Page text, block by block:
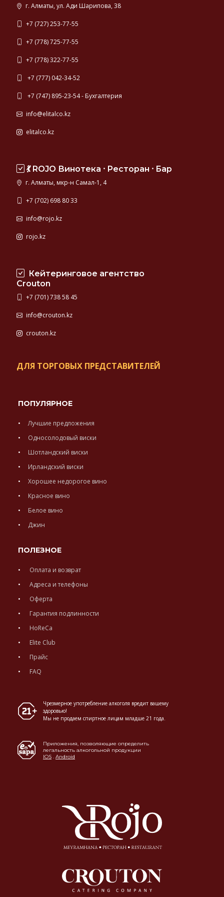
г. Алматы, ул. Ади Шарипова, 38
+7 (727) 253-77-55
+7 (778) 725-77-55
+7 (778) 322-77-55
+7 (777) 042-34-52
+7 (747) 895-23-54 - Бухгалтерия
info@elitalco.kz
elitalco.kz
💃 ROJO Винотека ⸱ Ресторан ⸱ Бар
г. Алматы, мкр-н Самал-1, 4
+7 (702) 698 80 33
info@rojo.kz
rojo.kz
Кейтеринговое агентство
Crouton
+7 (701) 738 58 45
info@crouton.kz
crouton.kz
ДЛЯ ТОРГОВЫХ ПРЕДСТАВИТЕЛЕЙ
ПОПУЛЯРНОЕ
Лучшие предложения
Односолодовый виски
Шотландский виски
Ирландский виски
Хорошее недорогое вино
Красное вино
Белое вино
Джин
ПОЛЕЗНОЕ
Оплата и возврат
Адреса и телефоны
Оферта
Гарантия подлинности
HoReCa
Elite Club
Прайс
FAQ
Чрезмерное употребление алкоголя вредит вашему
здоровью!
Мы не продаем спиртное лицам младше 21 года.
Приложения, позволяющие определить
легальность алкогольной продукции
IOS . Android